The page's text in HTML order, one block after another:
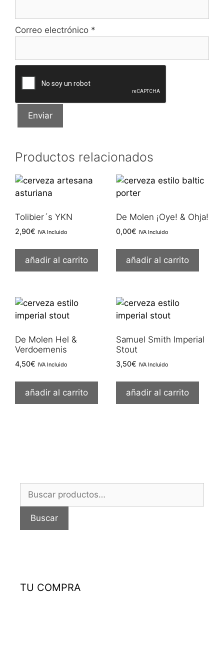
Correo electrónico *
Productos relacionados
Tolibier´s YKN
2,90€ IVA Incluido
añadir al carrito
De Molen ¡Oye! & Ohja!
0,00€ IVA Incluido
añadir al carrito
De Molen Hel &
Verdoemenis
4,50€ IVA Incluido
añadir al carrito
Samuel Smith Imperial
Stout
3,50€ IVA Incluido
añadir al carrito
por:
Buscar
TU COMPRA